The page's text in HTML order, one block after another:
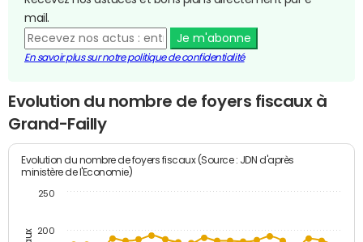
mail.
Je m'abonne
En savoir plus sur notre politique de confidentialité
Evolution du nombre de foyers fiscaux à
Grand-Failly
Evolution du nombre de foyers fiscaux (Source : JDN d'après
ministère de l'Economie)
200
250